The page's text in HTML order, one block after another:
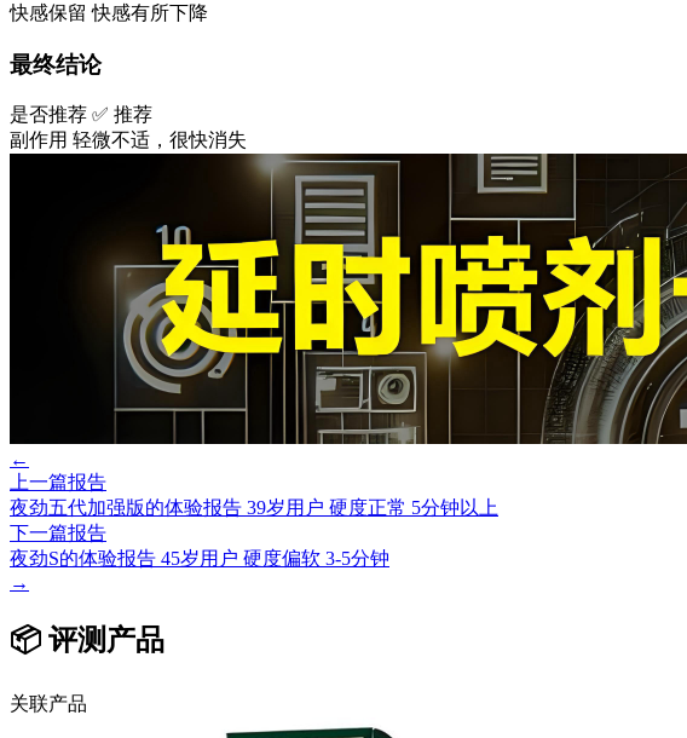
快感保留 快感有所下降
最终结论
是否推荐 ✅ 推荐
副作用 轻微不适，很快消失
←
上一篇报告
夜劲五代加强版的体验报告 39岁用户 硬度正常 5分钟以上
下一篇报告
夜劲S的体验报告 45岁用户 硬度偏软 3-5分钟
→
📦 评测产品
关联产品